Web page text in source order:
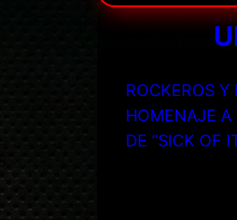
ROCKEROS Y
HOMENAJE A
DE “SICK OF